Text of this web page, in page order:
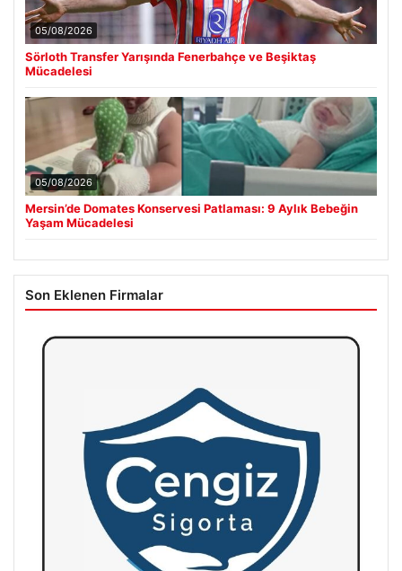
05/08/2026
Sörloth Transfer Yarışında Fenerbahçe ve Beşiktaş
Mücadelesi
05/08/2026
Mersin’de Domates Konservesi Patlaması: 9 Aylık Bebeğin
Yaşam Mücadelesi
Son Eklenen Firmalar